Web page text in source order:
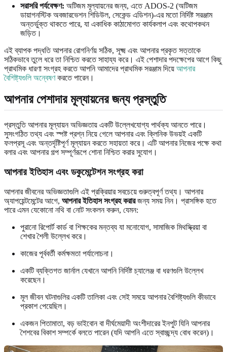
সরাসরি পর্যবেক্ষণ: অটিজম মূল্যায়নের জন্য, এতে ADOS-2 (অটিজম
ডায়াগনস্টিক অবজারভেশন শিডিউল, সেকেন্ড এডিশন)-এর মতো নির্দিষ্ট সরঞ্জাম
অন্তর্ভুক্ত থাকতে পারে, যা একাধিক কাঠামোগত কার্যকলাপ এবং কথোপকথন
জড়িত।
এই ব্যাপক পদ্ধতি আপনার রোগনির্ণয় সঠিক, সূক্ষ্ম এবং আপনার প্রকৃত সত্তাকে
সঠিকভাবে তুলে ধরে তা নিশ্চিত করতে সাহায্য করে। এই পেশাদার পদক্ষেপের আগে কিছু
প্রাথমিক ধারণা সংগ্রহ করতে আপনি আমাদের প্রাথমিক সরঞ্জাম দিয়ে আপনার
বৈশিষ্ট্যগুলি অন্বেষণকরতে পারেন।
আপনার পেশাদার মূল্যায়নের জন্য প্রস্তুতি
প্রস্তুতি আপনার মূল্যায়ন অভিজ্ঞতায় একটি উল্লেখযোগ্য পার্থক্য আনতে পারে।
সুসংগঠিত তথ্য এবং স্পষ্ট প্রশ্ন নিয়ে গেলে আপনার এবং ক্লিনিক উভয়ই একটি
ফলপ্রসূ এবং অন্তর্দৃষ্টিপূর্ণ মূল্যায়ন করতে সহায়তা করে। এটি আপনার নিজের পক্ষে কথা
বলার এবং আপনার গল্প সম্পূর্ণরূপে শোনা নিশ্চিত করার সুযোগ।
আপনার ইতিহাস এবং ডকুমেন্টেশন সংগ্রহ করা
আপনার জীবনের অভিজ্ঞতাগুলি এই প্রক্রিয়ার সবচেয়ে গুরুত্বপূর্ণ তথ্য। আপনার
অ্যাপয়েন্টমেন্টের আগে, আপনার ইতিহাস সংগ্রহ করারজন্য সময় নিন। প্রাসঙ্গিক হতে
পারে এমন যেকোনো নথি বা নোট সংকলন করুন, যেমন:
পুরানো রিপোর্ট কার্ড বা শিক্ষকের মন্তব্য যা মনোযোগ, সামাজিক মিথস্ক্রিয়া বা
শেখার শৈলী উল্লেখ করে।
কাজের পূর্ববর্তী কর্মক্ষমতা পর্যালোচনা।
একটি ব্যক্তিগত জার্নাল যেখানে আপনি নির্দিষ্ট চ্যালেঞ্জ বা ধরণগুলি উল্লেখ
করেছেন।
মূল জীবন ঘটনাগুলির একটি তালিকা এবং সেই সময়ে আপনার বৈশিষ্ট্যগুলি কীভাবে
প্রকাশ পেয়েছিল।
একজন পিতামাতা, বড় ভাইবোন বা দীর্ঘমেয়াদী অংশীদারের ইনপুট যিনি আপনার
শৈশবের বিকাশ সম্পর্কে বলতে পারেন (যদি আপনি এতে স্বাচ্ছন্দ্য বোধ করেন)।